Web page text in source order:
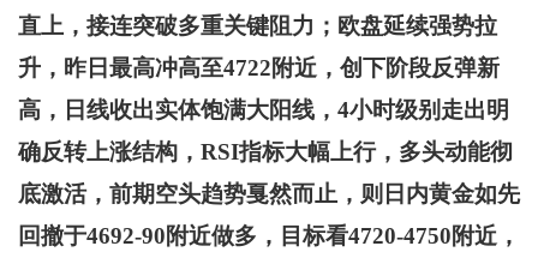
直上，接连突破多重关键阻力；欧盘延续强势拉
升，昨日最高冲高至4722附近，创下阶段反弹新
高，日线收出实体饱满大阳线，4小时级别走出明
确反转上涨结构，RSI指标大幅上行，多头动能彻
底激活，前期空头趋势戛然而止，则日内黄金如先
回撤于4692-90附近做多，目标看4720-4750附近，